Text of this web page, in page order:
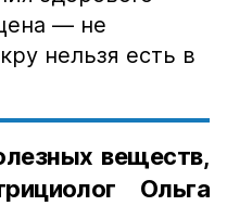
— не
нельзя есть в
веществ,
Ольга